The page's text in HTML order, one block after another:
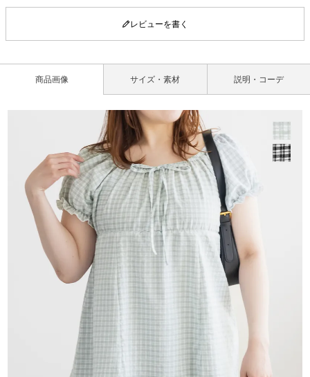
レビューを書く
商品画像 サイズ・素材 説明・コーデ